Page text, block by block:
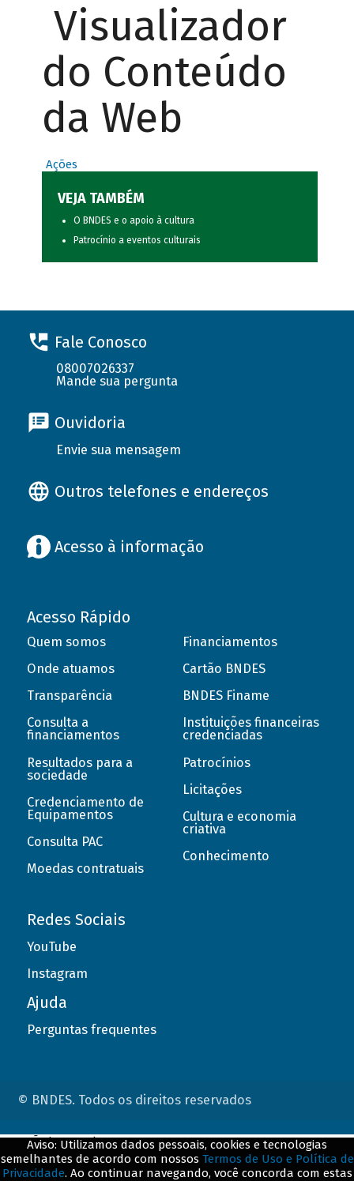
Visualizador
do Conteúdo
da Web
Ações
VEJA TAMBÉM
O BNDES e o apoio à cultura
Patrocínio a eventos culturais
Fale Conosco
08007026337
Mande sua pergunta
Ouvidoria
Envie sua mensagem
Outros telefones e endereços
Acesso à informação
Acesso Rápido
Quem somos
Onde atuamos
Transparência
Consulta a
financiamentos
Resultados para a
sociedade
Credenciamento de
Equipamentos
Consulta PAC
Moedas contratuais
Financiamentos
Cartão BNDES
BNDES Finame
Instituições financeiras
credenciadas
Patrocínios
Licitações
Cultura e economia
criativa
Conhecimento
Redes Sociais
YouTube
Instagram
Ajuda
Perguntas frequentes
© BNDES. Todos os direitos reservados
Aviso: Utilizamos dados pessoais, cookies e tecnologias
semelhantes de acordo com nossos Termos de Uso e Política de
Privacidade. Ao continuar navegando, você concorda com estas
ConteÃºdo complementar
${title}${badge}